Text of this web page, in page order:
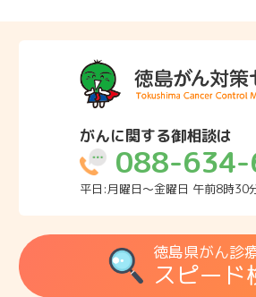
がんに関する御相談は
088-634-
平日:月曜日～金曜日 午前8時30
徳島県がん診
スピード